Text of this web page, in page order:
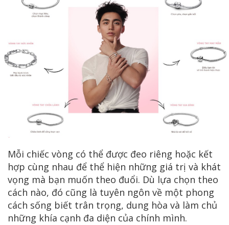
Mỗi chiếc vòng có thể được đeo riêng hoặc kết
hợp cùng nhau để thể hiện những giá trị và khát
vọng mà bạn muốn theo đuổi. Dù lựa chọn theo
cách nào, đó cũng là tuyên ngôn về một phong
cách sống biết trân trọng, dung hòa và làm chủ
những khía cạnh đa diện của chính mình.